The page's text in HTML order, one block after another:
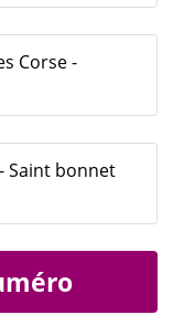
Corse -
Saint bonnet